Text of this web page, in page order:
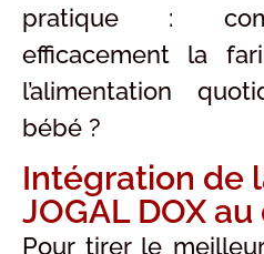
pratique :
efficacement la
l’alimentation
bébé ?
Intégration de
JOGAL DOX
Pour tirer le